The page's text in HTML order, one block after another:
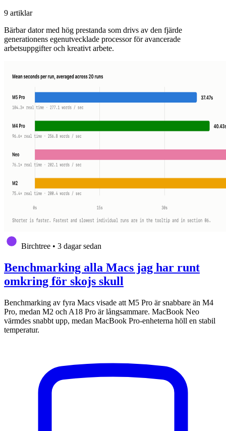
9 artiklar
Bärbar dator med hög prestanda som drivs av den fjärde
generationens egenutvecklade processor för avancerade
arbetsuppgifter och kreativt arbete.
Birchtree • 3 dagar sedan
Benchmarking alla Macs jag har runt
omkring för skojs skull
Benchmarking av fyra Macs visade att M5 Pro är snabbare än M4
Pro, medan M2 och A18 Pro är långsammare. MacBook Neo
värmdes snabbt upp, medan MacBook Pro-enheterna höll en stabil
temperatur.